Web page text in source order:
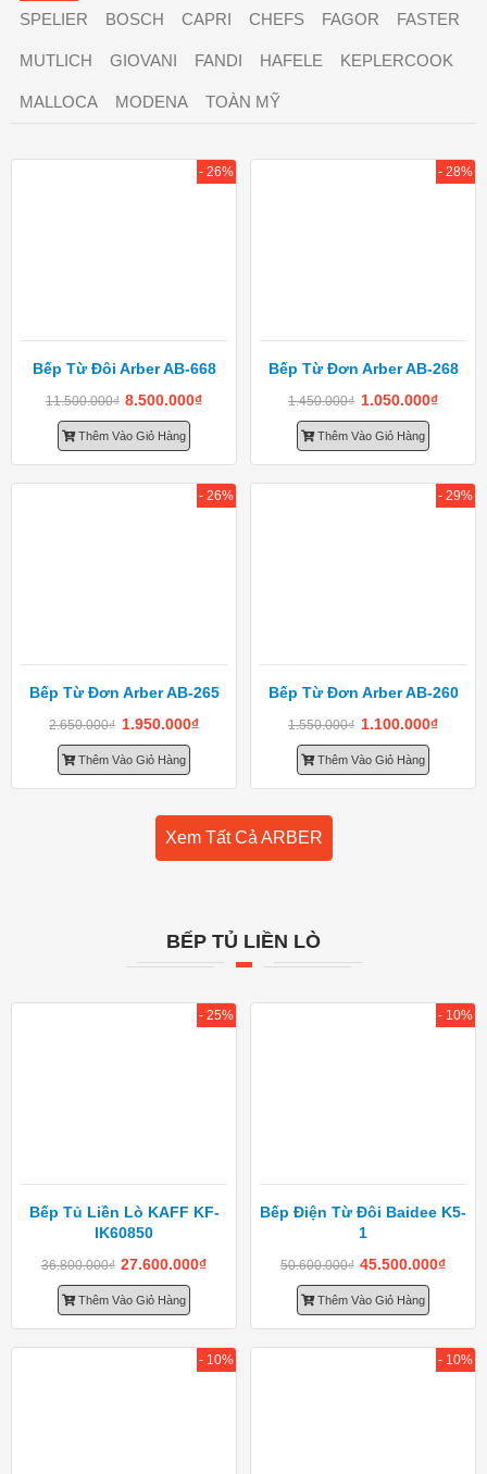
SPELIER BOSCH CAPRI CHEFS FAGOR FASTER
MUTLICH GIOVANI FANDI HAFELE KEPLERCOOK
MALLOCA MODENA TOÀN MỸ
Bếp Từ Đôi Arber AB-668
11.500.000₫ 8.500.000₫
Thêm Vào Giỏ Hàng
- 26%
Bếp Từ Đơn Arber AB-268
1.450.000₫ 1.050.000₫
Thêm Vào Giỏ Hàng
- 28%
Bếp Từ Đơn Arber AB-265
2.650.000₫ 1.950.000₫
Thêm Vào Giỏ Hàng
- 26%
Bếp Từ Đơn Arber AB-260
1.550.000₫ 1.100.000₫
Thêm Vào Giỏ Hàng
- 29%
Xem Tất Cả ARBER
BẾP TỦ LIỀN LÒ
Bếp Tủ Liền Lò KAFF KF-
IK60850
36.800.000₫ 27.600.000₫
Thêm Vào Giỏ Hàng
- 25%
Bếp Điện Từ Đôi Baidee K5-
1
50.600.000₫ 45.500.000₫
Thêm Vào Giỏ Hàng
- 10%
- 10% - 10%